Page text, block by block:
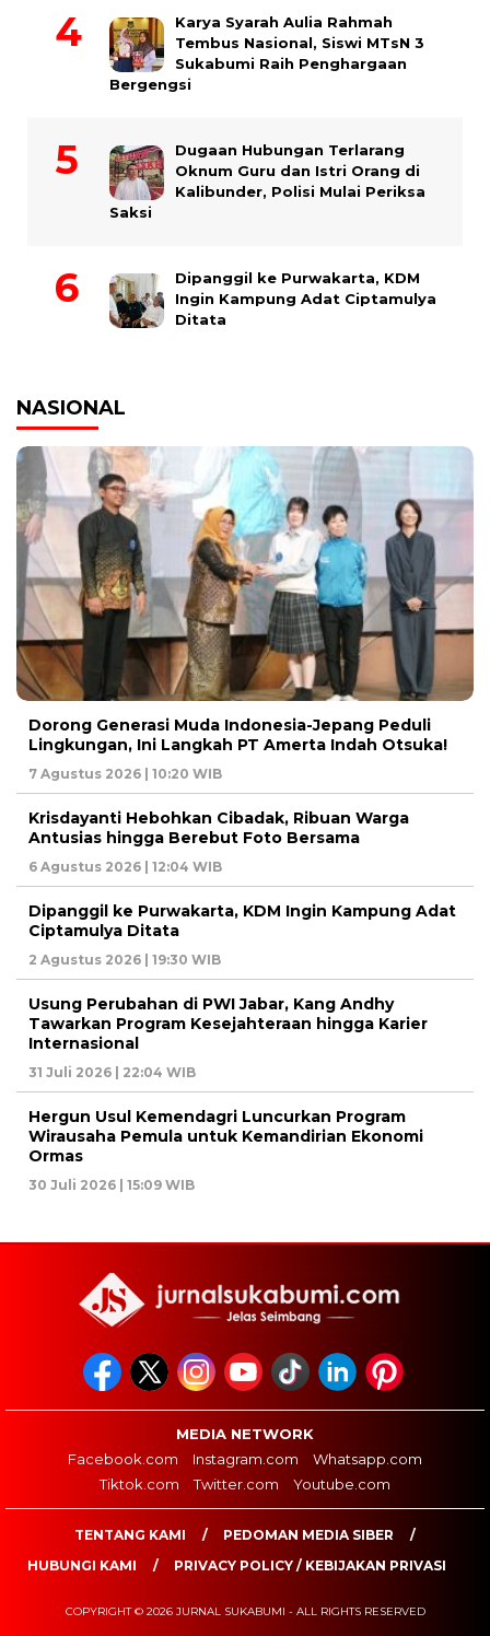
Karya Syarah Aulia Rahmah
Tembus Nasional, Siswi MTsN 3
Sukabumi Raih Penghargaan
Bergengsi
Dugaan Hubungan Terlarang
Oknum Guru dan Istri Orang di
Kalibunder, Polisi Mulai Periksa
Saksi
Dipanggil ke Purwakarta, KDM
Ingin Kampung Adat Ciptamulya
Ditata
NASIONAL
Dorong Generasi Muda Indonesia-Jepang Peduli
Lingkungan, Ini Langkah PT Amerta Indah Otsuka!
7 Agustus 2026 | 10:20 WIB
Krisdayanti Hebohkan Cibadak, Ribuan Warga
Antusias hingga Berebut Foto Bersama
6 Agustus 2026 | 12:04 WIB
Dipanggil ke Purwakarta, KDM Ingin Kampung Adat
Ciptamulya Ditata
2 Agustus 2026 | 19:30 WIB
Usung Perubahan di PWI Jabar, Kang Andhy
Tawarkan Program Kesejahteraan hingga Karier
Internasional
31 Juli 2026 | 22:04 WIB
Hergun Usul Kemendagri Luncurkan Program
Wirausaha Pemula untuk Kemandirian Ekonomi
Ormas
30 Juli 2026 | 15:09 WIB
MEDIA NETWORK
Facebook.com
Instagram.com
Whatsapp.com
Tiktok.com
Twitter.com Youtube.com
TENTANG KAMI
PEDOMAN MEDIA SIBER
HUBUNGI KAMI
PRIVACY POLICY / KEBIJAKAN PRIVASI
COPYRIGHT © 2026 JURNAL SUKABUMI - ALL RIGHTS RESERVED